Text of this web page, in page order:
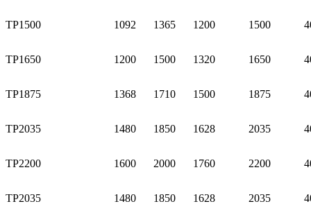
TP1500 1092 1365 1200 1500
TP1650 1200 1500 1320 1650
TP1875 1368 1710 1500 1875
TP2035 1480 1850 1628 2035
TP2200 1600 2000 1760 2200
TP2035 1480 1850 1628 2035